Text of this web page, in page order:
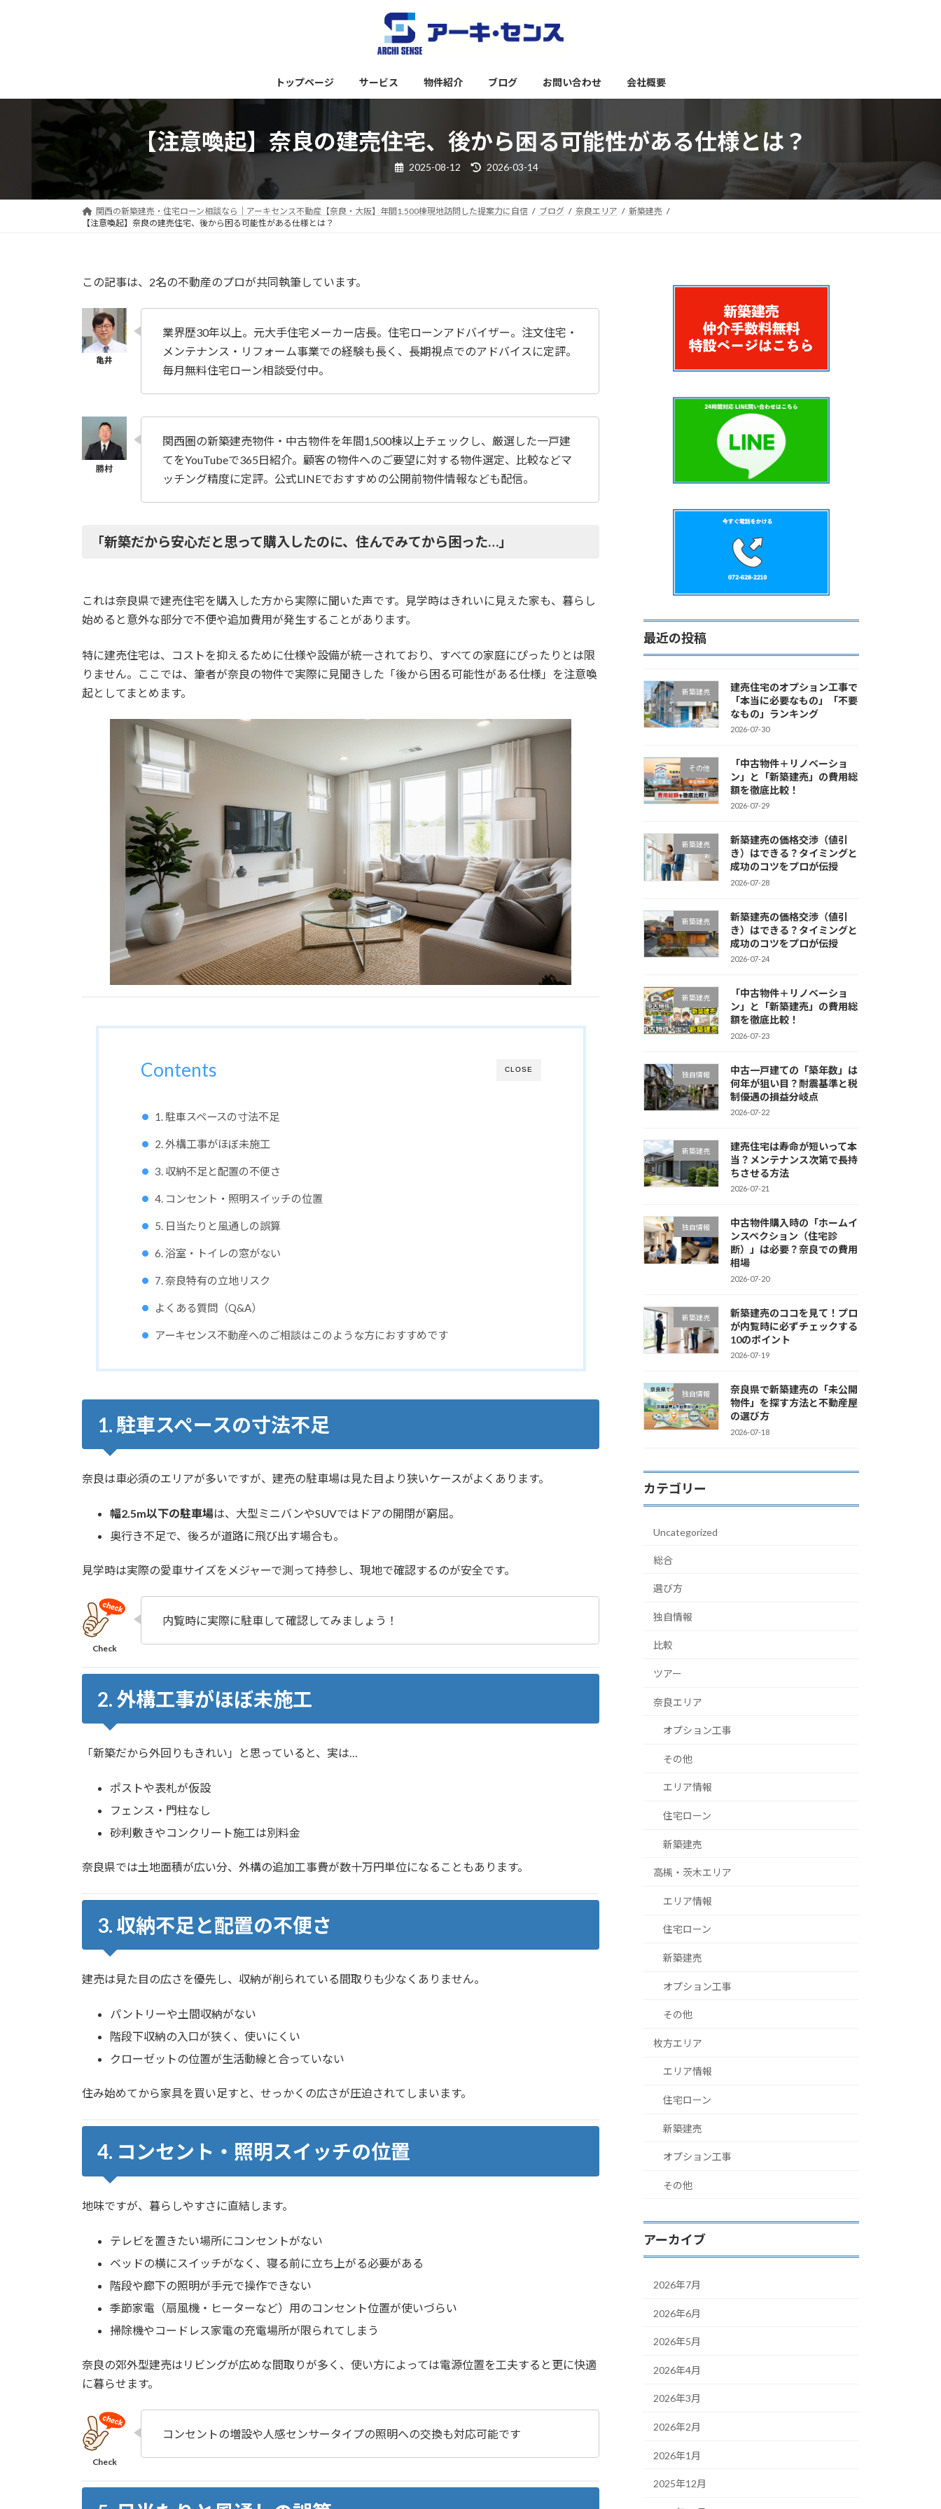
トップページ サービス 物件紹介 ブログ お問い合わせ 会社概要
【注意喚起】奈良の建売住宅、後から困る可能性がある仕様とは？
2025-08-12
最
日
時
2026-03-14
関西の新築建売・住宅ローン相談なら｜アーキセンス不動産【奈良・大阪】年間1,500棟現地訪問した提案力に自信 ブログ 奈良エリア
新築建売
【注意喚起】奈良の建売住宅、後から困る可能性がある仕様とは？
この記事は、2名の不動産のプロが共同執筆しています。
業界歴30年以上。元大手住宅メーカー店長。住宅ローンアドバイザー。注文住宅・
メンテナンス・リフォーム事業での経験も長く、長期視点でのアドバイスに定評。
毎月無料住宅ローン相談受付中。
関西圏の新築建売物件・中古物件を年間1,500棟以上チェックし、厳選した一戸建
てをYouTubeで365日紹介。顧客の物件へのご要望に対する物件選定、比較などマ
ッチング精度に定評。公式LINEでおすすめの公開前物件情報なども配信。
「新築だから安心だと思って購入したのに、住んでみてから困った…」
これは奈良県で建売住宅を購入した方から実際に聞いた声です。見学時はきれいに見えた家も、暮らし
始めると意外な部分で不便や追加費用が発生することがあります。
特に建売住宅は、コストを抑えるために仕様や設備が統一されており、すべての家庭にぴったりとは限
りません。ここでは、筆者が奈良の物件で実際に見聞きした「後から困る可能性がある仕様」を注意喚
起としてまとめます。
CLOSE
Contents
1. 駐車スペースの寸法不足
2. 外構工事がほぼ未施工
3. 収納不足と配置の不便さ
4. コンセント・照明スイッチの位置
5. 日当たりと風通しの誤算
6. 浴室・トイレの窓がない
7. 奈良特有の立地リスク
よくある質問（Q&A）
アーキセンス不動産へのご相談はこのような方におすすめです
1. 駐車スペースの寸法不足
奈良は車必須のエリアが多いですが、建売の駐車場は見た目より狭いケースがよくあります。
幅2.5m以下の駐車場は、大型ミニバンやSUVではドアの開閉が窮屈。
奥行き不足で、後ろが道路に飛び出す場合も。
見学時は実際の愛車サイズをメジャーで測って持参し、現地で確認するのが安全です。
内覧時に実際に駐車して確認してみましょう！
2. 外構工事がほぼ未施工
「新築だから外回りもきれい」と思っていると、実は…
ポストや表札が仮設
フェンス・門柱なし
砂利敷きやコンクリート施工は別料金
奈良県では土地面積が広い分、外構の追加工事費が数十万円単位になることもあります。
3. 収納不足と配置の不便さ
建売は見た目の広さを優先し、収納が削られている間取りも少なくありません。
パントリーや土間収納がない
階段下収納の入口が狭く、使いにくい
クローゼットの位置が生活動線と合っていない
住み始めてから家具を買い足すと、せっかくの広さが圧迫されてしまいます。
4. コンセント・照明スイッチの位置
地味ですが、暮らしやすさに直結します。
テレビを置きたい場所にコンセントがない
ベッドの横にスイッチがなく、寝る前に立ち上がる必要がある
階段や廊下の照明が手元で操作できない
季節家電（扇風機・ヒーターなど）用のコンセント位置が使いづらい
掃除機やコードレス家電の充電場所が限られてしまう
奈良の郊外型建売はリビングが広めな間取りが多く、使い方によっては電源位置を工夫すると更に快適
に暮らせます。
コンセントの増設や人感センサータイプの照明への交換も対応可能です
最近の投稿
新築建売
建売住宅のオプション工事で
「本当に必要なもの」「不要
なもの」ランキング
2026-07-30
その他
「中古物件＋リノベーショ
ン」と「新築建売」の費用総
額を徹底比較！
2026-07-29
新築建売
新築建売の価格交渉（値引
き）はできる？タイミングと
成功のコツをプロが伝授
2026-07-28
新築建売
新築建売の価格交渉（値引
き）はできる？タイミングと
成功のコツをプロが伝授
2026-07-24
新築建売
「中古物件＋リノベーショ
ン」と「新築建売」の費用総
額を徹底比較！
2026-07-23
独自情報
中古一戸建ての「築年数」は
何年が狙い目？耐震基準と税
制優遇の損益分岐点
2026-07-22
新築建売
建売住宅は寿命が短いって本
当？メンテナンス次第で長持
ちさせる方法
2026-07-21
独自情報
中古物件購入時の「ホームイ
ンスペクション（住宅診
断）」は必要？奈良での費用
相場
2026-07-20
新築建売
新築建売のココを見て！プロ
が内覧時に必ずチェックする
10のポイント
2026-07-19
独自情報
奈良県で新築建売の「未公開
物件」を探す方法と不動産屋
の選び方
2026-07-18
カテゴリー
Uncategorized
総合
選び方
独自情報
比較
ツアー
奈良エリア
オプション工事
その他
エリア情報
住宅ローン
新築建売
高槻・茨木エリア
エリア情報
住宅ローン
新築建売
オプション工事
その他
枚方エリア
エリア情報
住宅ローン
新築建売
オプション工事
その他
アーカイブ
2026年7月
2026年6月
2026年5月
2026年4月
2026年3月
2026年2月
2026年1月
2025年12月